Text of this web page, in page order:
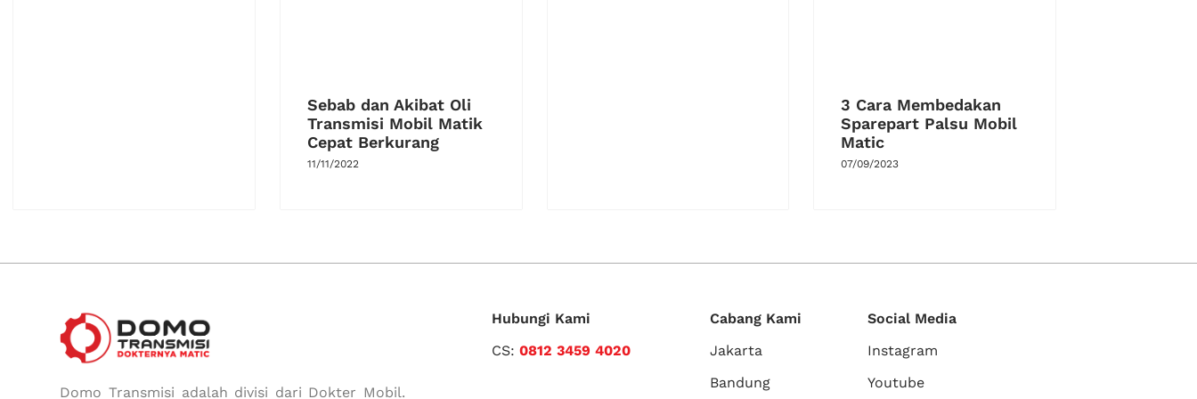
Sebab dan Akibat Oli
Transmisi Mobil Matik
Cepat Berkurang
11/11/2022
3 Cara Membedakan
Sparepart Palsu Mobil
Matic
07/09/2023
Domo Transmisi adalah divisi dari Dokter Mobil.
Hubungi Kami
CS:0812 3459 4020
Cabang Kami
Jakarta
Bandung
Social Media
Instagram
Youtube